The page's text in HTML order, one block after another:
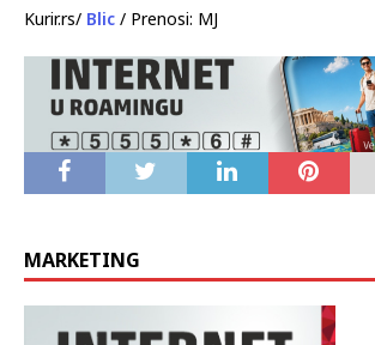
Kurir.rs/ Blic / Prenosi: MJ
MARKETING